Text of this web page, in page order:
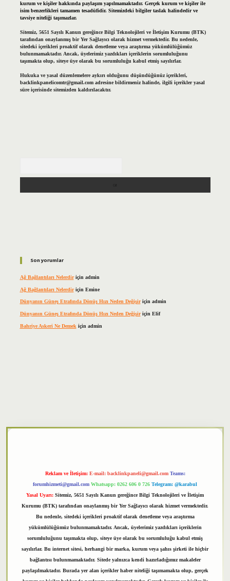
kurum ve kişiler hakkında paylaşım yapılmamaktadır. Gerçek kurum ve kişiler ile
isim benzerlikleri tamamen tesadüfidir. Sitemizdeki bilgiler taslak halindedir ve
tavsiye niteliği taşımazlar.
Sitemiz, 5651 Sayılı Kanun gereğince Bilgi Teknolojileri ve İletişim Kurumu (BTK)
tarafından onaylanmış bir Yer Sağlayıcı olarak hizmet vermektedir. Bu nedenle,
sitedeki içerikleri proaktif olarak denetleme veya araştırma yükümlülüğümüz
bulunmamaktadır. Ancak, üyelerimiz yazdıkları içeriklerin sorumluluğunu
taşımakta olup, siteye üye olarak bu sorumluluğu kabul etmiş sayılırlar.
Hukuka ve yasal düzenlemelere aykırı olduğunu düşündüğünüz içerikleri,
backlinkpanelicomtr@gmail.comadresine bildirmeniz halinde, ilgili içerikler yasal
süre içerisinde sitemizden kaldırılacaktır.
Son yorumlar
Ağ Bağlantıları Nelerdiriçin admin
Ağ Bağlantıları Nelerdiriçin Emine
Dünyanın Güneş Etrafında Dönüş Hızı Neden Değişiriçin admin
Dünyanın Güneş Etrafında Dönüş Hızı Neden Değişiriçin Elif
Bahriye Askeri Ne Demek için admin
Reklam ve İletişim: E-mail: backlinkpaneli@gmail.com Teams:
forumhizmeti@gmail.com Whatsapp: 0262 606 0 726 Telegram: @karabul
Yasal Uyarı: Sitemiz, 5651 Sayılı Kanun gereğince Bilgi Teknolojileri ve İletişim
Kurumu (BTK) tarafından onaylanmış bir Yer Sağlayıcı olarak hizmet vermektedir.
Bu nedenle, sitedeki içerikleri proaktif olarak denetleme veya araştırma
yükümlülüğümüz bulunmamaktadır. Ancak, üyelerimiz yazdıkları içeriklerin
sorumluluğunu taşımakta olup, siteye üye olarak bu sorumluluğu kabul etmiş
sayılırlar. Bu internet sitesi, herhangi bir marka, kurum veya şahıs şirketi ile hiçbir
bağlantısı bulunmamaktadır. Sitede yalnızca kendi hazırladığımız makaleler
paylaşılmaktadır. Burada yer alan içerikler haber niteliği taşımamakta olup, gerçek